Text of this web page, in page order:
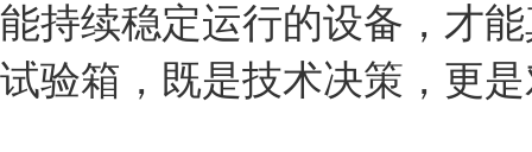
能持续稳定运行的设备，才
试验箱，既是技术决策，更